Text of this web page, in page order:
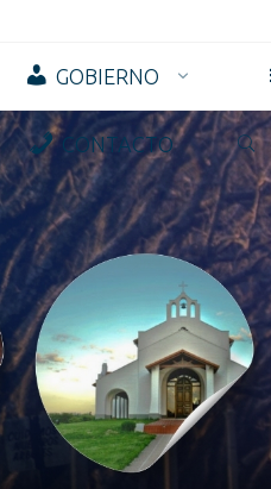
GOBIERNO
CONTACTO